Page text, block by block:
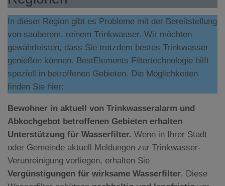
In dieser Region gibt es Probleme mit der Bereitstellung
von sauberem, reinem Trinkwasser. Wir möchten
gewährleisten, dass Sie trotzdem bestes Trinkwasser
genießen können. BestElements Filtertechnologie hilft
speziell in betroffenen Gebieten. Die Möglichkeiten
finden Sie hier:
Bewohner in aktuell von Trinkwasseralarm und
Abkochgebot betroffenen Gebieten erhalten
Unterstützung für Wasserfilter. Wenn in Ihrer Stadt
oder Gemeinde aktuell Meldungen zur Trinkwasser-
Verunreinigung vorliegen, erhalten Sie
Vergünstigungen für wirksame Wasserfilter. Diese